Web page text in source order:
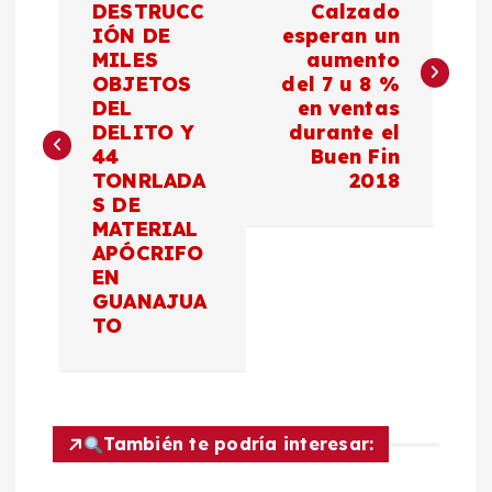
g
n
DESTRUCC
IÓN DE
MILES
OBJETOS
DEL
DELITO Y
44
TONRLADA
S DE
MATERIAL
APÓCRIFO
EN
GUANAJUA
TO
Calzado
esperan un
aumento
del 7 u 8 %
en ventas
durante el
Buen Fin
2018
También te podría interesar: